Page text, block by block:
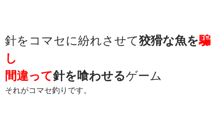
針をコマセに紛れさせて狡猾な魚を騙
し
間違って針を喰わせるゲーム
それがコマセ釣りです。